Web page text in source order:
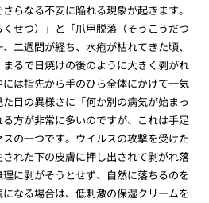
らなる不安に陥れる現象が起きます。
せつ）」と「爪甲脱落（そうこうだつ
二週間が経ち、水疱が枯れてきた頃、
るで日焼けの後のように大きく剥がれ
は指先から手のひら全体にかけて一気
目の異様さに「何か別の病気が始まっ
方が非常に多いのですが、これは手足
の一つです。ウイルスの攻撃を受けた
れた下の皮膚に押し出されて剥がれ落
に剥がそうとせず、自然に落ちるのを
なる場合は、低刺激の保湿クリームを